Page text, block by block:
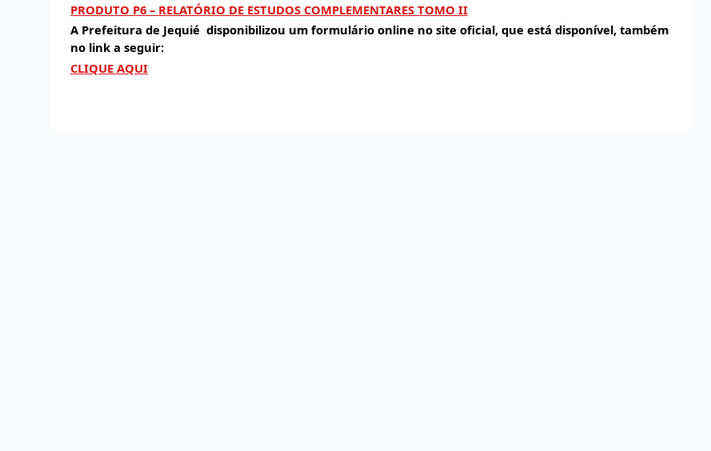
PRODUTO P6 – RELATÓRIO DE ESTUDOS COMPLEMENTARES TOMO II
A Prefeitura de Jequié disponibilizou um formulário online no site oficial, que está disponível, também
no link a seguir:
CLIQUE AQUI